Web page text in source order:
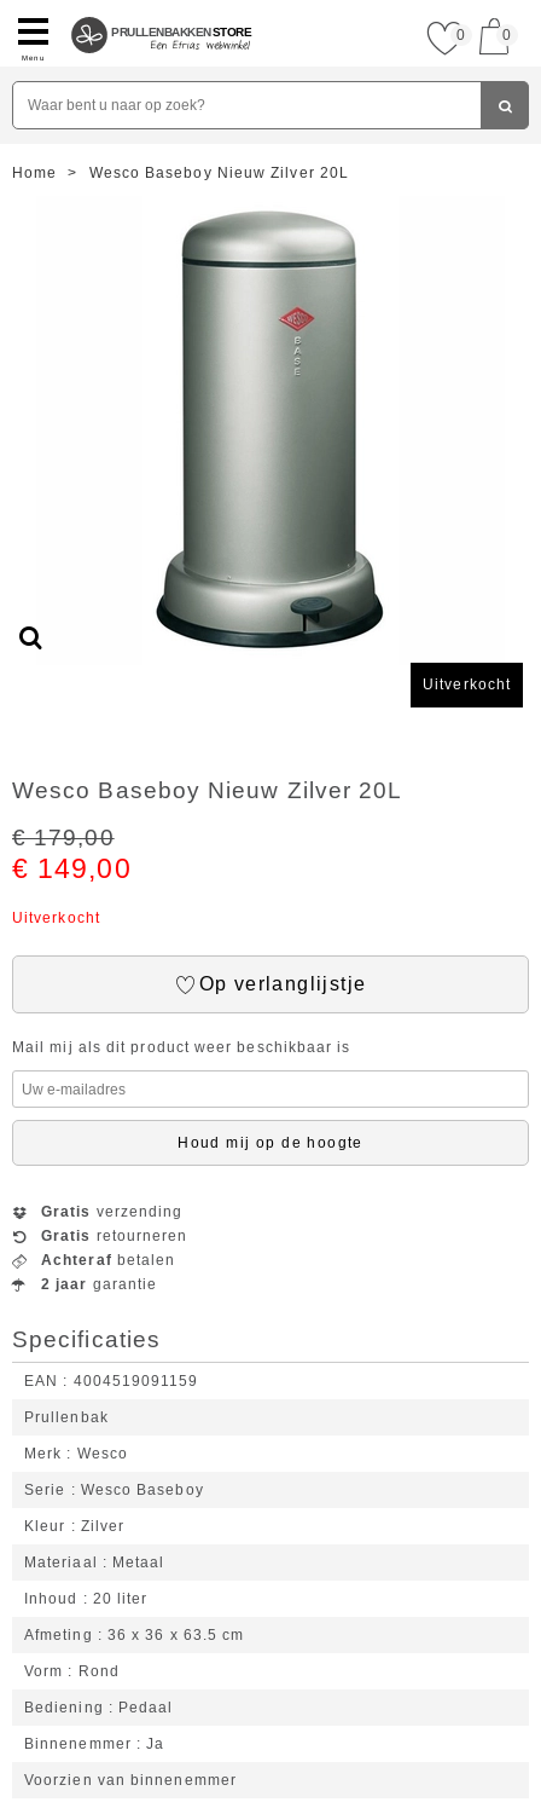
Menu
PRULLENBAKKENSTORE 0 0
Home > Wesco Baseboy Nieuw Zilver 20L
Uitverkocht
Wesco Baseboy Nieuw Zilver 20L
€ 179,00
€ 149,00
Uitverkocht
Op verlanglijstje
Mail mij als dit product weer beschikbaar is
Houd mij op de hoogte
Gratis verzending
Gratis retourneren
Achteraf betalen
2 jaar garantie
Specificaties
EAN 4004519091159
Prullenbak
Merk Wesco
Serie Wesco Baseboy
Kleur Zilver
Materiaal Metaal
Inhoud 20 liter
Afmeting 36 x 36 x 63.5 cm
Vorm Rond
Bediening Pedaal
Binnenemmer Ja
Voorzien van binnenemmer